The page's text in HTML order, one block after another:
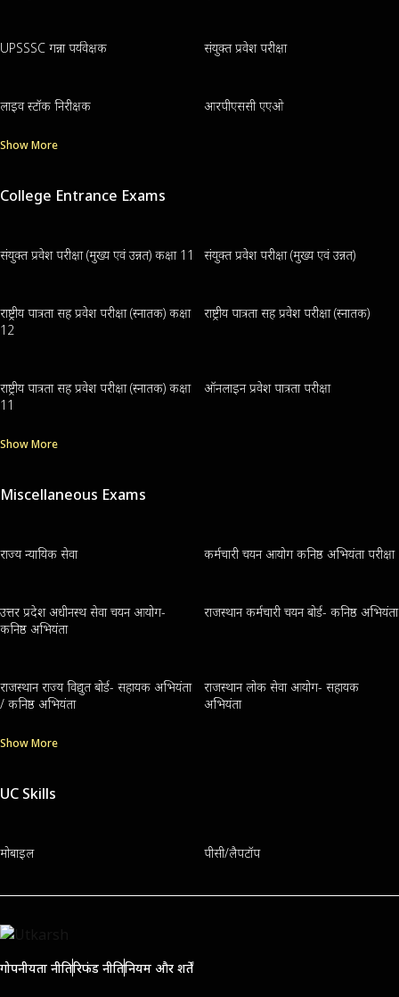
UPSSSC गन्ना पर्यवेक्षक संयुक्त प्रवेश परीक्षा
लाइव स्टॉक निरीक्षक आरपीएससी एएओ
Show More
College Entrance Exams
संयुक्त प्रवेश परीक्षा (मुख्य एवं उन्नत) कक्षा 11 संयुक्त प्रवेश परीक्षा (मुख्य एवं उन्नत)
राष्ट्रीय पात्रता सह प्रवेश परीक्षा (स्नातक) कक्षा
12
राष्ट्रीय पात्रता सह प्रवेश परीक्षा (स्नातक)
राष्ट्रीय पात्रता सह प्रवेश परीक्षा (स्नातक) कक्षा
11
ऑनलाइन प्रवेश पात्रता परीक्षा
Show More
Miscellaneous Exams
राज्य न्यायिक सेवा कर्मचारी चयन आयोग कनिष्ठ अभियंता परीक्षा
उत्तर प्रदेश अधीनस्थ सेवा चयन आयोग-
कनिष्ठ अभियंता
राजस्थान कर्मचारी चयन बोर्ड- कनिष्ठ अभियंता
राजस्थान राज्य विद्युत बोर्ड- सहायक अभियंता
/ कनिष्ठ अभियंता
राजस्थान लोक सेवा आयोग- सहायक
अभियंता
Show More
UC Skills
मोबाइल पीसी/लैपटॉप
गोपनीयता नीतिरिफंड नीतिनियम और शर्तें